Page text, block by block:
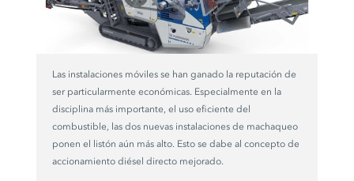
Las instalaciones móviles se han ganado la reputación de
ser particularmente económicas. Especialmente en la
disciplina más importante, el uso eficiente del
combustible, las dos nuevas instalaciones de machaqueo
ponen el listón aún más alto. Esto se dabe al concepto de
accionamiento diésel directo mejorado.